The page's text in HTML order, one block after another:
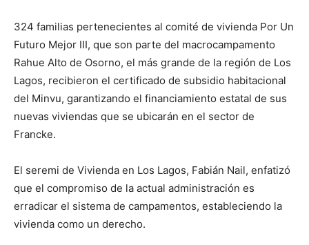
324 familias pertenecientes al comité de vivienda Por Un
Futuro Mejor III, que son parte del macrocampamento
Rahue Alto de Osorno, el más grande de la región de Los
Lagos, recibieron el certificado de subsidio habitacional
del Minvu, garantizando el financiamiento estatal de sus
nuevas viviendas que se ubicarán en el sector de
Francke.
El seremi de Vivienda en Los Lagos, Fabián Nail, enfatizó
que el compromiso de la actual administración es
erradicar el sistema de campamentos, estableciendo la
vivienda como un derecho.